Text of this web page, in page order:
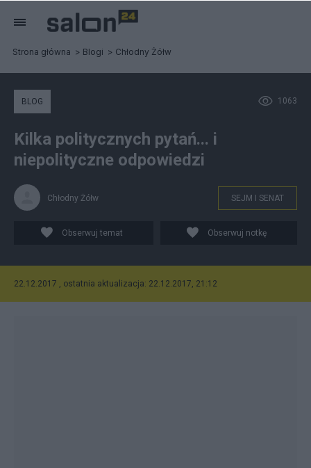
Strona główna Blogi Chłodny Żółw
1063
BLOG
Kilka politycznych pytań... i
niepolityczne odpowiedzi
Chłodny Żółw SEJM I SENAT
Obserwuj temat Obserwuj notkę
22.12.2017 , ostatnia aktualizacja: 22.12.2017, 21:12